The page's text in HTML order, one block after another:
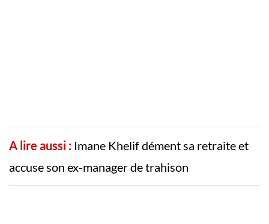
A lire aussi : Imane Khelif dément sa retraite et
accuse son ex-manager de trahison